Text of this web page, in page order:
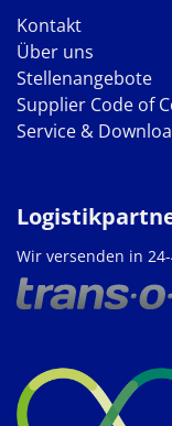
Kontakt
Über uns
Stellenangebote
Supplier Code of
Service &
Wir versenden in